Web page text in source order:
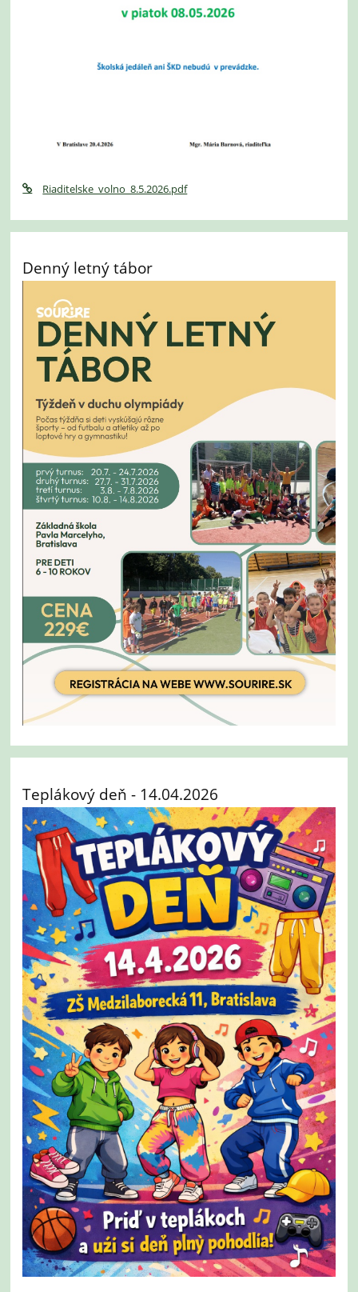
Riaditelske_volno_8.5.2026.pdf
Denný letný tábor
Teplákový deň - 14.04.2026